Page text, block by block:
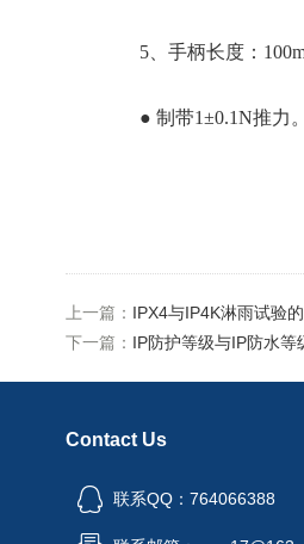
5、手柄长度：
● 制带1±0.1N推力。
上一篇： IPX4与IP4K淋雨试验
下一篇： IP防护等级与IP防水等
Contact Us
联系QQ：764066388